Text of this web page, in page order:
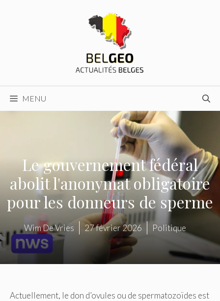
MENU
Le gouvernement fédéral
abolit l'anonymat obligatoire
pour les donneurs de sperme
Wim De Vries 27 février 2026 Politique
Actuellement, le don d’ovules ou de spermatozoïdes est